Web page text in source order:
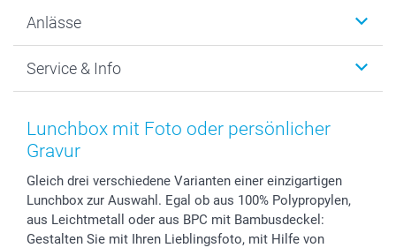
MyNameBook
Fotoabzüge, Fotos als Buch & Poster
Zubehör & Material
Foto-Kalender & Agenden
Geschenk-Gutscheine (PDF)
Warum smartphoto
Datenschutz
AGB
Impressum
Partnerprogramme
Investor Relations
B2B smartbusiness
Anlässe
Neujahr
Muttertag
Vatertag
Hochzeit
Geburtstag
Geburt
Service & Info
Anmelden /Registrieren
Preise und Versandkosten
72h Lieferung
Zahlungsmöglichkeiten
Sitemap
Lunchbox mit Foto oder persönlicher
Gravur
Gleich drei verschiedene Varianten einer einzigartigen
Lunchbox zur Auswahl. Egal ob aus 100% Polypropylen,
aus Leichtmetall oder aus BPC mit Bambusdeckel:
Gestalten Sie mit Ihren Lieblingsfoto, mit Hilfe von